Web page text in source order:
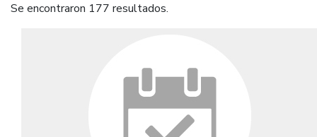
Se encontraron 177 resultados.